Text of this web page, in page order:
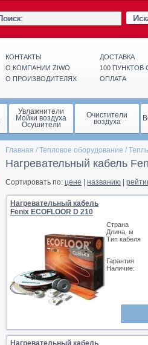
КОНТАКТЫ
О КОМПАНИИ ZIWO
О ПРОИЗВОДИТЕЛЯХ
ДОСТАВКА
100
ОПЛАТА
Увлажнители
Мойки воздуха
Осушители
Очистители
воздуха
Главная / Тепловое оборудование /
Нагревательный кабель
Сортировать по: цене названию
Нагревательный кабель
Fenix ECOFLOOR D 210
Страна
Длина, м
Тип кабеля
Гарантия
Наличие:
Нагревательный кабель